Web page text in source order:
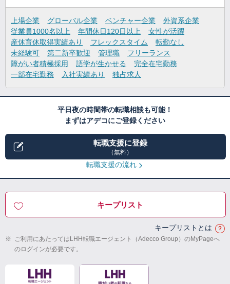
上場企業 グローバル企業 ベンチャー企業
外資系企業
従業員1000名以上
年間休日120日以上
女性が活躍
産休育休取得実績あり
フレックスタイム
転勤なし
未経験可
第二新卒歓迎 管理職
フリーランス
障がい者積極採用
語学が生かせる
完全在宅勤務
一部在宅勤務
入社実績あり 独占求人
平日夜の時間帯の転職相談も可能！
まずはアデコにご登録ください
転職支援に登録
（無料）
転職支援の流れ
キープリスト
キープリストとは
※ ご利用にあたってはLHH転職エージェント（Adecco Group）のMyPageへ
のログインが必要です。